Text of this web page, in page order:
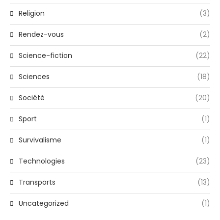
Religion (3)
Rendez-vous (2)
Science-fiction (22)
Sciences (18)
Société (20)
Sport (1)
Survivalisme (1)
Technologies (23)
Transports (13)
Uncategorized (1)